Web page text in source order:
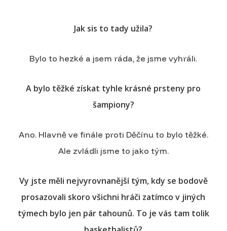
Jak sis to tady užila?
Bylo to hezké a jsem ráda, že jsme vyhráli.
A bylo těžké získat tyhle krásné prsteny pro
šampiony?
Ano. Hlavně ve finále proti Děčínu to bylo těžké.
Ale zvládli jsme to jako tým.
Vy jste měli nejvyrovnanější tým, kdy se bodově
prosazovali skoro všichni hráči zatímco v jiných
týmech bylo jen pár tahounů. To je vás tam tolik